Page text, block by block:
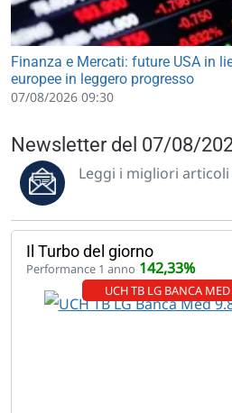
Finanza e Mercati: future USA in
europee in leggero progresso
07/08/2026 09:30
Newsletter del 07/08/
Leggi i migliori
Il Turbo del giorno
Performance 1 anno 142,33%
UCH TB LG BANCA